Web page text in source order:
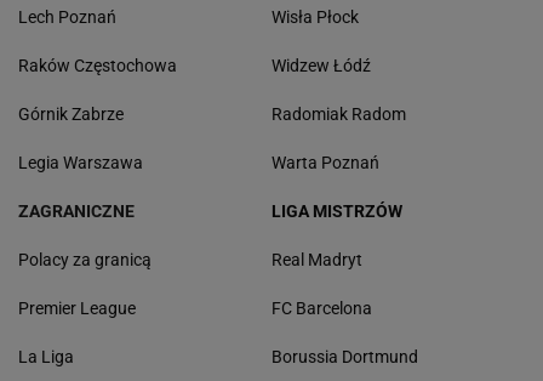
Lech Poznań
Raków Częstochowa
Górnik Zabrze
Legia Warszawa
Wisła Płock
Widzew Łódź
Radomiak Radom
Warta Poznań
ZAGRANICZNE
Polacy za granicą
Premier League
La Liga
LIGA MISTRZÓW
Real Madryt
FC Barcelona
Borussia Dortmund